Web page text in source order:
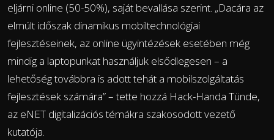
eljárni online (50-50%), saját bevallása szerint. „Dacára az
elmúlt időszak dinamikus mobiltechnológiai
fejlesztéseinek, az online ügyintézések esetében még
mindig a laptopunkat használjuk elsődlegesen – a
lehetőség továbbra is adott tehát a mobilszolgáltatás
fejlesztések számára” – tette hozzá Hack-Handa Tünde,
az eNET digitalizációs témákra szakosodott vezető
kutatója.